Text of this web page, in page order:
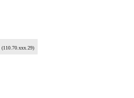
(110.70.xxx.29)